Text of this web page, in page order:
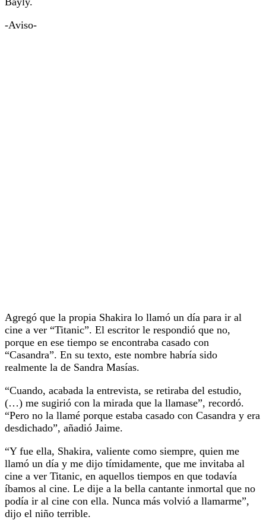
-Aviso-
Agregó que la propia Shakira lo llamó un día para ir al
cine a ver “Titanic”. El escritor le respondió que no,
porque en ese tiempo se encontraba casado con
“Casandra”. En su texto, este nombre habría sido
realmente la de Sandra Masías.
“Cuando, acabada la entrevista, se retiraba del estudio,
(…) me sugirió con la mirada que la llamase”, recordó.
“Pero no la llamé porque estaba casado con Casandra y era
desdichado”, añadió Jaime.
“Y fue ella, Shakira, valiente como siempre, quien me
llamó un día y me dijo tímidamente, que me invitaba al
cine a ver Titanic, en aquellos tiempos en que todavía
íbamos al cine. Le dije a la bella cantante inmortal que no
podía ir al cine con ella. Nunca más volvió a llamarme”,
dijo el niño terrible.